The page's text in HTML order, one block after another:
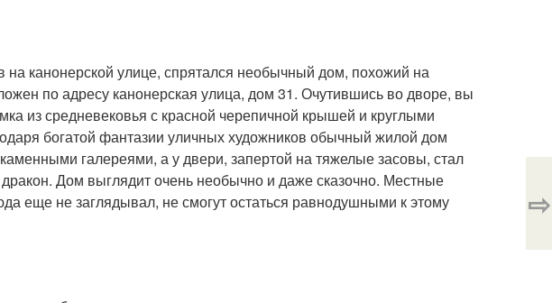
канонерской улице, спрятался необычный дом, похожий на
по адресу канонерская улица, дом 31. Очутившись во дворе, вы
из средневековья с красной черепичной крышей и круглыми
богатой фантазии уличных художников обычный жилой дом
галереями, а у двери, запертой на тяжелые засовы, стал
Дом выглядит очень необычно и даже сказочно. Местные
еще не заглядывал, не смогут остаться равнодушными к этому
⇨